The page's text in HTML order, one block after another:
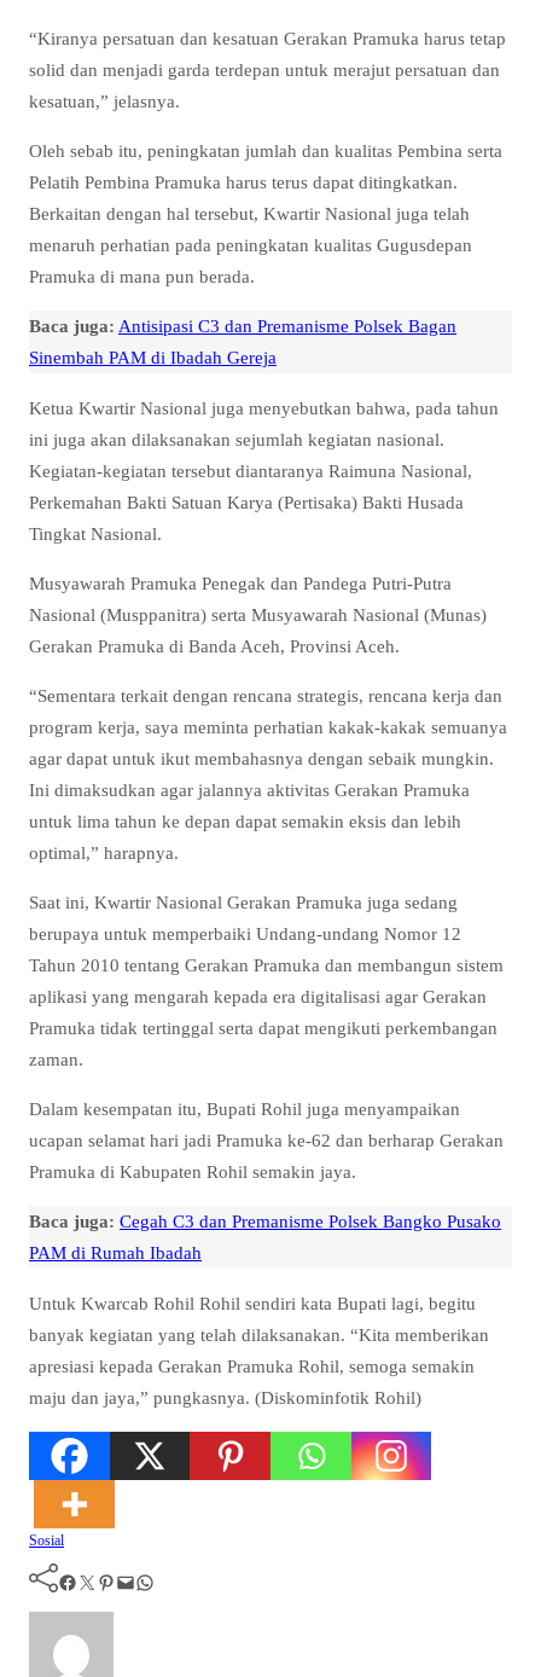
“Kiranya persatuan dan kesatuan Gerakan Pramuka harus tetap
solid dan menjadi garda terdepan untuk merajut persatuan dan
kesatuan,” jelasnya.
Oleh sebab itu, peningkatan jumlah dan kualitas Pembina serta
Pelatih Pembina Pramuka harus terus dapat ditingkatkan.
Berkaitan dengan hal tersebut, Kwartir Nasional juga telah
menaruh perhatian pada peningkatan kualitas Gugusdepan
Pramuka di mana pun berada.
Baca juga: Antisipasi C3 dan Premanisme Polsek Bagan
Sinembah PAM di Ibadah Gereja
Ketua Kwartir Nasional juga menyebutkan bahwa, pada tahun
ini juga akan dilaksanakan sejumlah kegiatan nasional.
Kegiatan-kegiatan tersebut diantaranya Raimuna Nasional,
Perkemahan Bakti Satuan Karya (Pertisaka) Bakti Husada
Tingkat Nasional.
Musyawarah Pramuka Penegak dan Pandega Putri-Putra
Nasional (Musppanitra) serta Musyawarah Nasional (Munas)
Gerakan Pramuka di Banda Aceh, Provinsi Aceh.
“Sementara terkait dengan rencana strategis, rencana kerja dan
program kerja, saya meminta perhatian kakak-kakak semuanya
agar dapat untuk ikut membahasnya dengan sebaik mungkin.
Ini dimaksudkan agar jalannya aktivitas Gerakan Pramuka
untuk lima tahun ke depan dapat semakin eksis dan lebih
optimal,” harapnya.
Saat ini, Kwartir Nasional Gerakan Pramuka juga sedang
berupaya untuk memperbaiki Undang-undang Nomor 12
Tahun 2010 tentang Gerakan Pramuka dan membangun sistem
aplikasi yang mengarah kepada era digitalisasi agar Gerakan
Pramuka tidak tertinggal serta dapat mengikuti perkembangan
zaman.
Dalam kesempatan itu, Bupati Rohil juga menyampaikan
ucapan selamat hari jadi Pramuka ke-62 dan berharap Gerakan
Pramuka di Kabupaten Rohil semakin jaya.
Baca juga: Cegah C3 dan Premanisme Polsek Bangko Pusako
PAM di Rumah Ibadah
Untuk Kwarcab Rohil Rohil sendiri kata Bupati lagi, begitu
banyak kegiatan yang telah dilaksanakan. “Kita memberikan
apresiasi kepada Gerakan Pramuka Rohil, semoga semakin
maju dan jaya,” pungkasnya. (Diskominfotik Rohil)
Sosial
Facebook Twitter Pinterest Mail WhatsApp